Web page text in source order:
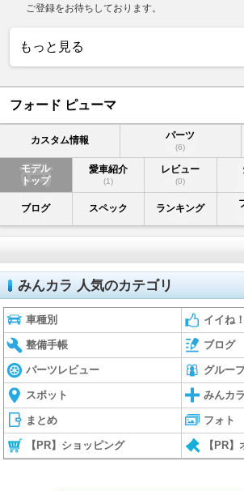
ご登録をお待ちしております。
もっと見る
フォード ピューマ
カスタム情報 パーツ
(6)
モデル
トップ
愛車紹介
(1)
レビュー
(0)
ブログ スペック ランキング
みんカラ 人気のカテゴリ
車種別 イイね！
整備手帳 ブログ
パーツレビュー グルー
スポット みんカ
まとめ フォト
【PR】ショッピング 【PR